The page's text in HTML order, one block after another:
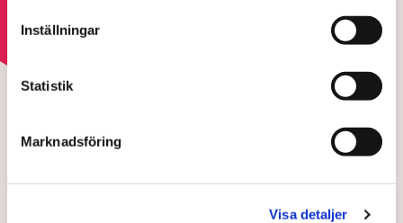
Inställningar
Statistik
Marknadsföring
Visa detaljer
Aktivisterna klättrar upp på
maskiner – polisen kan inte
avvisa dem: ”Upptrappning
på helt ny nivå”